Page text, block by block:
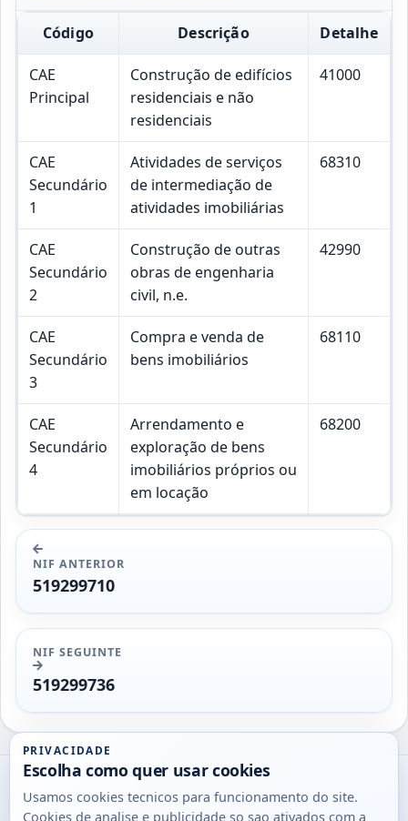
Código Descrição Detalhe
CAE
Principal
Construção de edifícios
residenciais e não
residenciais
41000
CAE
Secundário
1
Atividades de serviços
de intermediação de
atividades imobiliárias
68310
CAE
Secundário
2
Construção de outras
obras de engenharia
civil, n.e.
42990
CAE
Secundário
3
Compra e venda de
bens imobiliários
68110
CAE
Secundário
4
Arrendamento e
exploração de bens
imobiliários próprios ou
em locação
68200
NIF ANTERIOR
519299710
NIF SEGUINTE
519299736
Utils
DB
PRIVACIDADE
Escolha como quer usar cookies
Usamos cookies tecnicos para funcionamento do site.
Cookies de analise e publicidade so sao ativados com a